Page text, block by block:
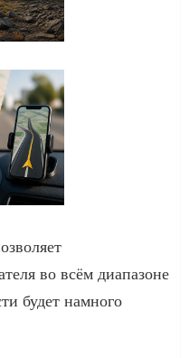
во всём диапазоне
будет намного